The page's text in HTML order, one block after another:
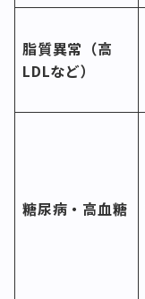
脂質異常（高
LDLなど）
糖尿病・高血糖